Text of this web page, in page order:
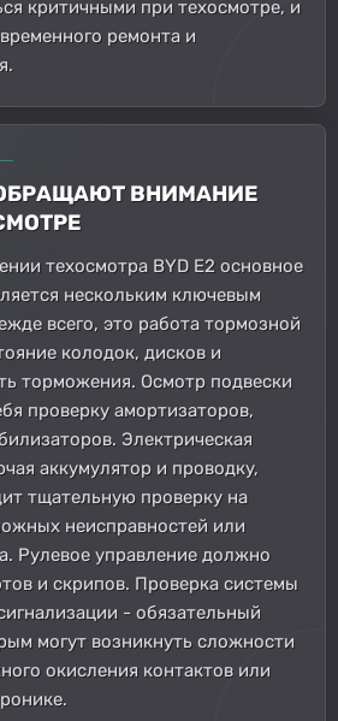
критичными при техосмотре, и
ремонта и
ВНИМАНИЕ
техосмотра BYD E2 основное
нескольким ключевым
всего, это работа тормозной
колодок, дисков и
торможения. Осмотр подвески
проверку амортизаторов,
Электрическая
аккумулятор и проводку,
тщательную проверку на
неисправностей или
Рулевое управление должно
и скрипов. Проверка системы
- обязательный
могут возникнуть сложности
окисления контактов или